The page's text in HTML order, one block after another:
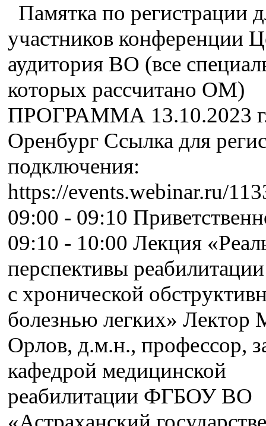
Памятка по регистрации
участников конференции
аудитория ВО (все
которых рассчитано ОМ)
ПРОГРАММА 13.10.2023
Оренбург Ссылка для
подключения:
https://events.webinar.ru/
09:00 - 09:10
09:10 - 10:00 Лекция
перспективы
с хронической
болезнью легких»
Орлов, д.м.н., профессор,
кафедрой медицинской
реабилитации ФГБОУ ВО